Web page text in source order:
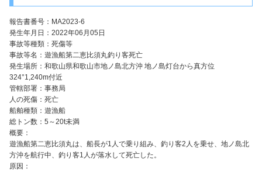
報告書番号：MA2023-6
発生年月日：2022年06月05日
事故等種類：死傷等
事故等名：遊漁船第二恵比須丸釣り客死亡
発生場所：和歌山県和歌山市地ノ島北方沖 地ノ島灯台から真方位
324°1,240m付近
管轄部署：事務局
人の死傷：死亡
船舶種類：遊漁船
総トン数：5～20t未満
概要：
遊漁船第二恵比須丸は、船長が1人で乗り組み、釣り客2人を乗せ、地ノ島北
方沖を航行中、釣り客1人が落水して死亡した。
原因：